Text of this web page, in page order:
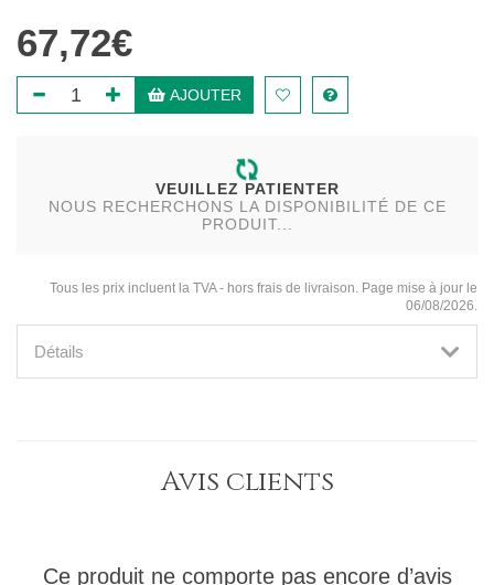
67,72€
AJOUTER
VEUILLEZ PATIENTER
NOUS RECHERCHONS LA DISPONIBILITÉ DE CE
PRODUIT...
Tous les prix incluent la TVA - hors frais de livraison. Page mise à jour le
06/08/2026.
Détails
Avis clients
Ce produit ne comporte pas encore d’avis